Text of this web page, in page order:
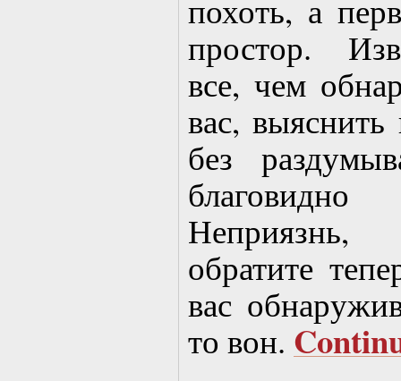
похоть, а
простор.
все, чем
вас,
без
обратите
вас
то вон.